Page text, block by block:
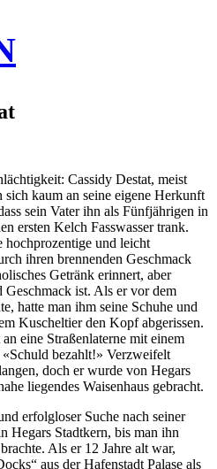
Cassidy Destat, meist
kaum an seine eigene Herkunft
sein Vater ihn als Fünfjährigen in
ersten Kelch Fasswasser trank.
hochprozentige und leicht
ihren brennenden Geschmack
Getränk erinnert, aber
ist. Als er vor dem
hatte man ihm seine Schuhe und
Kuscheltier den Kopf abgerissen.
eine Straßenlaterne mit einem
bezahlt!» Verzweifelt
doch er wurde von Hegars
liegendes Waisenhaus gebracht.
erfolgloser Suche nach seiner
Hegars Stadtkern, bis man ihn
Als er 12 Jahre alt war,
aus der Hafenstadt Palase als